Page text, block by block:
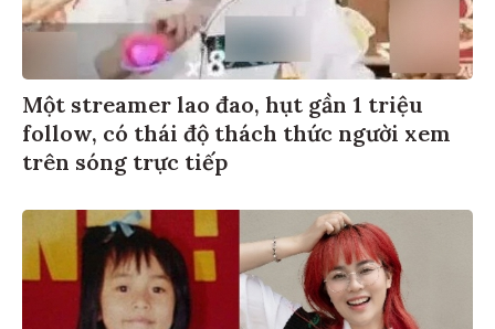
Một streamer lao đao, hụt gần 1 triệu
follow, có thái độ thách thức người xem
trên sóng trực tiếp